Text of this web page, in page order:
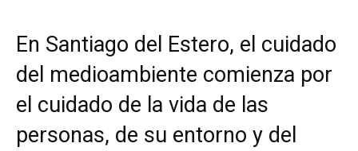
En Santiago del Estero, el cuidado
del medioambiente comienza por
el cuidado de la vida de las
personas, de su entorno y del